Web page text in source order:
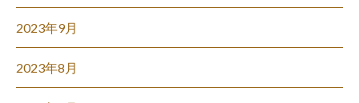
2023年9月
2023年8月